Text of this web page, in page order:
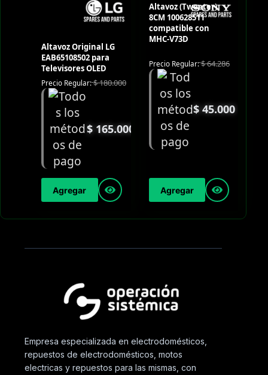
Altavoz Original LG
EAB65108502 para
Televisores OLED
Precio Regular:$180.000
$165.000
Agregar
Altavoz (Tweeter)
8CM 100628511
compatible con
MHC-V73D
Precio Regular:$64.286
$45.000
Agregar
Empresa especializada en electrodomésticos,
repuestos de electrodomésticos, motos
electricas y repuestos para las mismas, con